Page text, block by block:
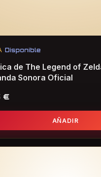
Disponible
de The Legend of
Sonora Oficial
€
AÑADIR